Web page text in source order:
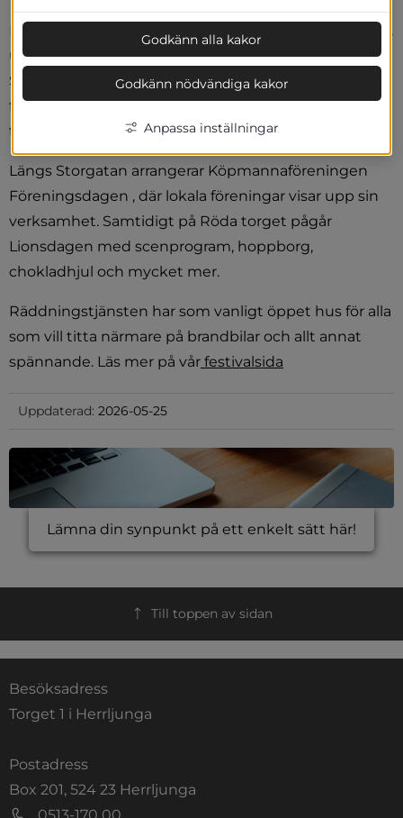
Festivalområdet i Herrljunga fylls med musik, smaker,
upplevelser och glädje! Stadsparken och området vid
Sportcenter blir en pulserande plats med
familjeaktiviteter, marknad, mat från hela världen och
flera scener med både lokala och välkända artister.
Längs Storgatan arrangerar Köpmannaföreningen
Föreningsdagen , där lokala föreningar visar upp sin
verksamhet. Samtidigt på Röda torget pågår
Lionsdagen med scenprogram, hoppborg,
chokladhjul och mycket mer.
Räddningstjänsten har som vanligt öppet hus för alla
som vill titta närmare på brandbilar och allt annat
spännande. Läs mer på vår festivalsida
Uppdaterad: 2026-05-25
Lämna din synpunkt på ett enkelt sätt här!
Till toppen av sidan
Besöksadress
Torget 1 i Herrljunga
Postadress
Box 201, 524 23 Herrljunga
0513-170 00
Godkänn alla kakor
Godkänn nödvändiga kakor
Anpassa inställningar